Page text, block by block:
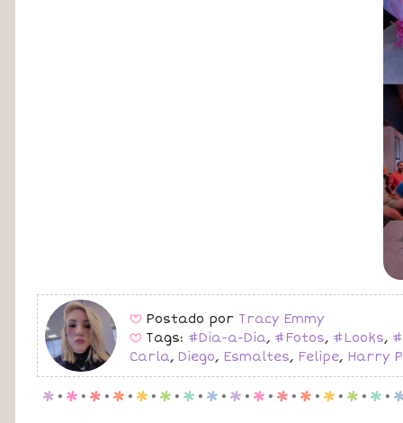
B Postado por Tracy Emmy
B Tags: #Dia-a-Dia, #Fotos, #Looks,
Carla, Diego, Esmaltes, Felipe, Harry
p . p . p . p . p . p . p . p . p . p . p . p . p . p . p .